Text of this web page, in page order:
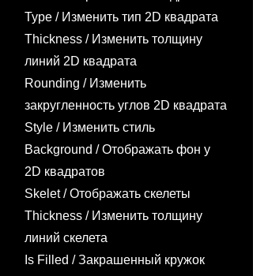
Type / Изменить тип 2D квадрата
Thickness / Изменить толщину
линий 2D квадрата
Rounding / Изменить
закругленность углов 2D квадрата
Style / Изменить стиль
Background / Отображать фон у
2D квадратов
Skelet / Отображать скелеты
Thickness / Изменить толщину
линий скелета
Is Filled / Закрашенный кружок